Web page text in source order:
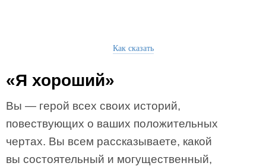
Как сказать
«Я хороший»
Вы — герой всех своих историй,
повествующих о ваших положительных
чертах. Вы всем рассказываете, какой
вы состоятельный и могущественный,